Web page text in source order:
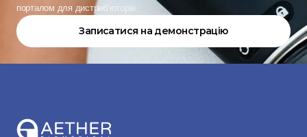
порталом для дистриб’юторів
Записатися на демонстрацію